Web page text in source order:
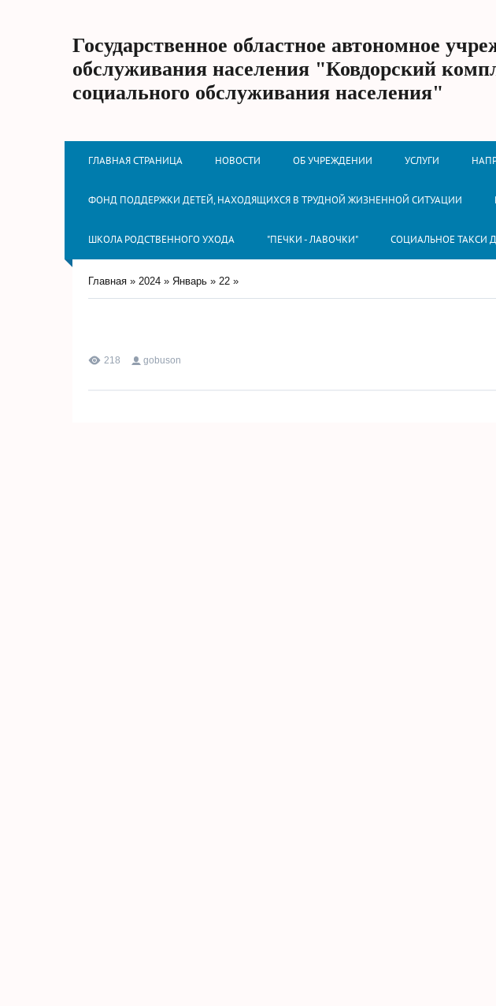
Государственное областное автономное
обслуживания населения "Ковдорский
социального обслуживания населения"
ГЛАВНАЯ СТРАНИЦА НОВОСТИ ОБ УЧРЕЖДЕНИИ УСЛУГИ
ФОНД ПОДДЕРЖКИ ДЕТЕЙ, НАХОДЯЩИХСЯ В ТРУДНОЙ ЖИЗНЕННОЙ СИТУАЦИИ
ШКОЛА РОДСТВЕННОГО УХОДА "ПЕЧКИ - ЛАВОЧКИ" СОЦИАЛЬНОЕ ТАКСИ
Главная » 2024 » Январь » 22 »
218 gobuson